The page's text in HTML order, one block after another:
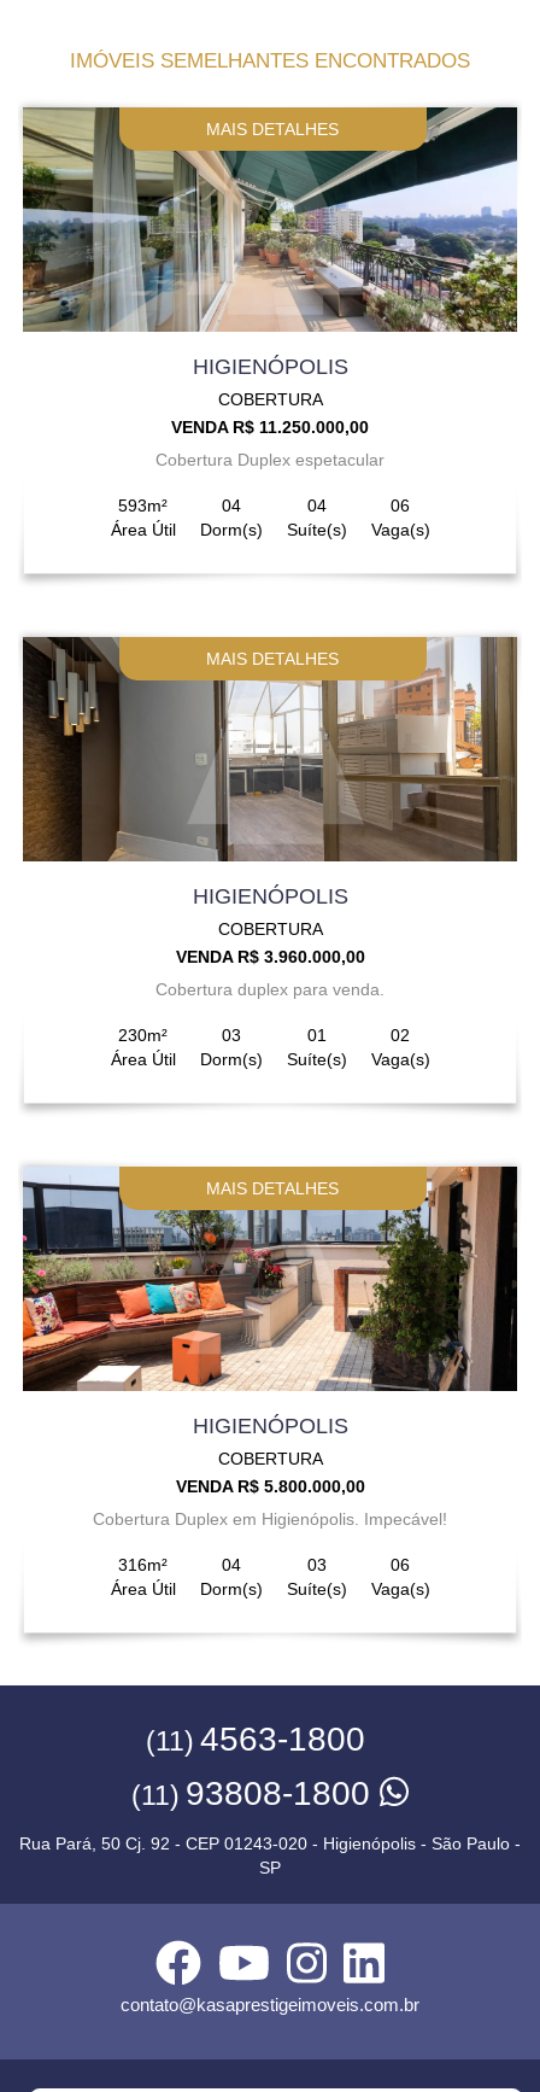
IMÓVEIS SEMELHANTES ENCONTRADOS
MAIS DETALHES
HIGIENÓPOLIS
COBERTURA
VENDA R$ 11.250.000,00
Cobertura Duplex espetacular
593m²
Área Útil
04
Dorm(s)
04
Suíte(s)
06
Vaga(s)
MAIS DETALHES
HIGIENÓPOLIS
COBERTURA
VENDA R$ 3.960.000,00
Cobertura duplex para venda.
230m²
Área Útil
03
Dorm(s)
01
Suíte(s)
02
Vaga(s)
MAIS DETALHES
HIGIENÓPOLIS
COBERTURA
VENDA R$ 5.800.000,00
Cobertura Duplex em Higienópolis. Impecável!
316m²
Área Útil
04
Dorm(s)
03
Suíte(s)
06
Vaga(s)
(11) 4563-1800
(11) 93808-1800
Rua Pará, 50 Cj. 92 - CEP 01243-020 - Higienópolis - São Paulo -
SP
contato@kasaprestigeimoveis.com.br